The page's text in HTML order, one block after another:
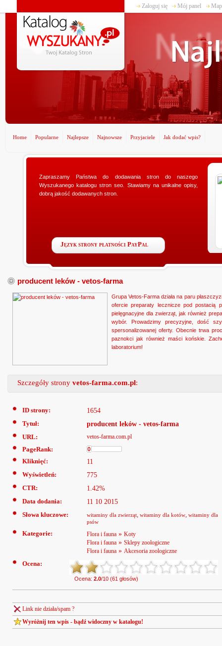
Zaloguj się Mój panel
Home Popularne Najlepsze Najnowsze Przyjaciele Jak dodać wpis?
Zapraszamy Państwa do dodawania stron do naszego
Wyszukanego katalogu stron seo. Stawiamy na unikalne opisy,
dobrą jakość dodawanych stron.
Język strony płatności PayPal
www.ministerstwogadzetow.com
Poszukujesz doskonałego prezentu dla swojej
dziewczyny? Specjalnie dla Was utworzyliśmy sklep
producent leków - vetos-farma
Grupa Vetos-Farma działa na paru
ofercie preparaty lecznicze pod postacią
pielęgnacyjne dla zwierząt, jak również
wybór. Prowadzimy precyzyjne, dość
spersonalizowanej oferty. Obecnie trwa
paznokci jak również maści końskie.
laboratorium!
Szczegóły strony vetos-farma.com.pl:
ID strony: 1654
Tytuł: producent leków - vetos-farma
URL: vetos-farma.com.pl
PageRank:
Kliknięć:
11
Wyświetleń: 775
CTR: 1.42%
Data dodania: 11 10 2015
Słowa kluczowe: witaminy dla zwierząt, witaminy dla kotów, witaminy dla
psów
Kategorie: Flora i fauna » Koty
Flora i fauna » Sklepy zoologiczne
Flora i fauna » Akcesoria zoologiczne
Ocena:
Ocena: 2.0/10 (61 głosów)
Link nie działa/spam ?
Wyróżnij ten wpis - bądź widoczny w katalogu!